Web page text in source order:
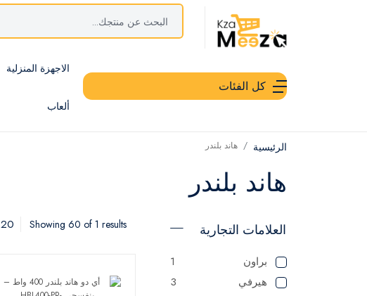
كل الفئات
الاجهزة المنزلية
ألعاب
الرئيسية هاند بلندر
هاند بلندر
العلامات التجارية
براون
1
هيرفي
3
Showing 60 of 1 results
20